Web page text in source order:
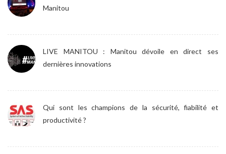
Manitou
LIVE MANITOU : Manitou dévoile en direct ses
dernières innovations
Qui sont les champions de la sécurité, fiabilité et
productivité ?